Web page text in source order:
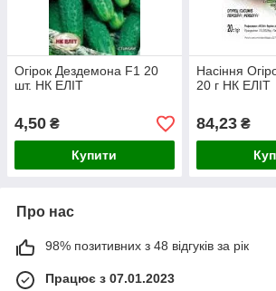
Огірок Дездемона F1 20
шт. НК ЕЛІТ
4,50 ₴
Купити
Насіння
20 г НК ЕЛІТ
84,23₴
Про нас
98% позитивних з 48 відгуків за рік
Працює з 07.01.2023